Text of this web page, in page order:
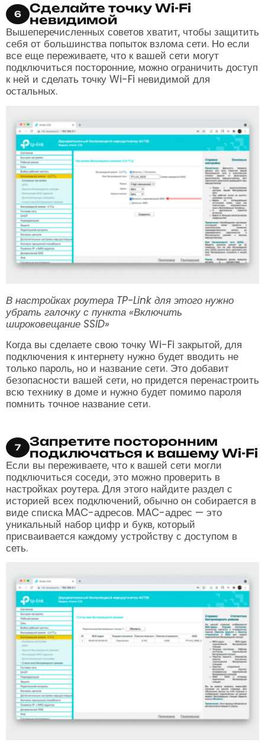
6
Сделайте точку Wi-Fi
невидимой
Вышеперечисленных советов хватит, чтобы защитить
себя от большинства попыток взлома сети. Но если
все еще переживаете, что к вашей сети могут
подключиться посторонние, можно ограничить доступ
к ней и сделать точку Wi-Fi невидимой для
остальных.
В настройках роутера TP-Link для этого нужно
убрать галочку с пункта «Включить
широковещание SSID»
Когда вы сделаете свою точку Wi-Fi закрытой, для
подключения к интернету нужно будет вводить не
только пароль, но и название сети. Это добавит
безопасности вашей сети, но придется перенастроить
всю технику в доме и нужно будет помимо пароля
помнить точное название сети.
7
Запретите посторонним
подключаться к вашему Wi-Fi
Если вы переживаете, что к вашей сети могли
подключиться соседи, это можно проверить в
настройках роутера. Для этого найдите раздел с
историей всех подключений, обычно он собирается в
виде списка MAC-адресов. MAC-адрес — это
уникальный набор цифр и букв, который
присваивается каждому устройству с доступом в
сеть.